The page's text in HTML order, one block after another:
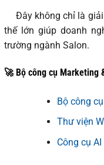
Đây không chỉ là giải
thế lớn giúp doanh
trường ngành Salon.
🚀 Bộ công cụ Marketing
Bộ công
Thư viện
Công cụ